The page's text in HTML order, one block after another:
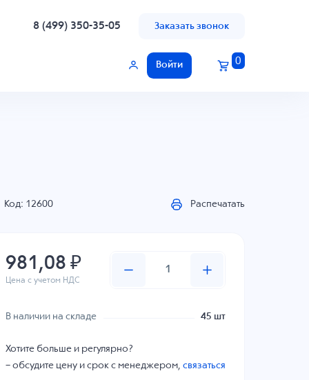
8 (499) 350-35-05 Заказать звонок
Войти 0
Код: 12600 Распечатать
981,08 ₽
Цена с учетом НДС
В наличии на складе 45 шт
Хотите больше и регулярно?
– обсудите цену и срок с менеджером,связаться